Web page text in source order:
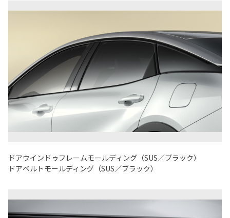
ドアウインドゥフレームモールディング（SUS／ブラック）
ドアベルトモールディング（SUS／ブラック）